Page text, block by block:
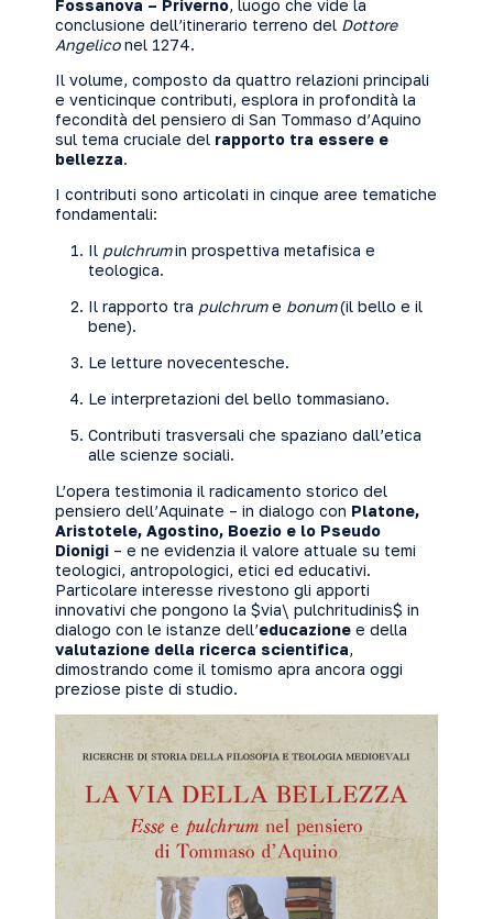
Fossanova – Priverno, luogo che vide la
conclusione dell’itinerario terreno del Dottore
Angeliconel 1274.
Il volume, composto da quattro relazioni principali
e venticinque contributi, esplora in profondità la
fecondità del pensiero di San Tommaso d’Aquino
sul tema cruciale del rapporto tra essere e
bellezza.
I contributi sono articolati in cinque aree tematiche
fondamentali:
Il pulchrumin prospettiva metafisica e
teologica.
Il rapporto tra pulchrume bonum(il bello e il
bene).
Le letture novecentesche.
Le interpretazioni del bello tommasiano.
Contributi trasversali che spaziano dall’etica
alle scienze sociali.
L’opera testimonia il radicamento storico del
pensiero dell’Aquinate – in dialogo con Platone,
Aristotele, Agostino, Boezio e lo Pseudo
Dionigi – e ne evidenzia il valore attuale su temi
teologici, antropologici, etici ed educativi.
Particolare interesse rivestono gli apporti
innovativi che pongono la $via\ pulchritudinis$ in
dialogo con le istanze dell’educazione e della
valutazione della ricerca scientifica,
dimostrando come il tomismo apra ancora oggi
preziose piste di studio.